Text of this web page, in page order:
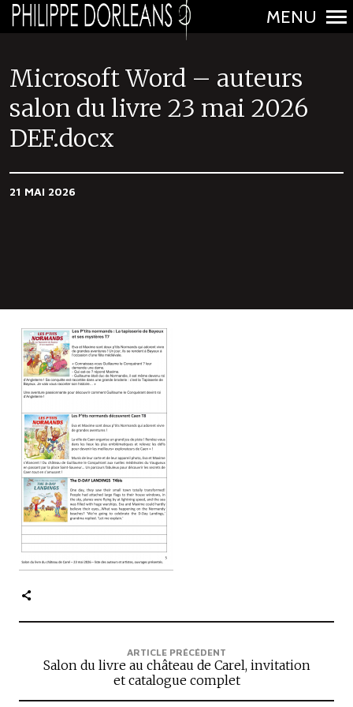
a
v
i
r
i
n
c
i
p
a
l
e
MENU
Microsoft Word – auteurs
salon du livre 23 mai 2026
DEF.docx
21 MAI 2026
ARTICLE PRÉCÉDENT
Salon du livre au château de Carel, invitation
et catalogue complet